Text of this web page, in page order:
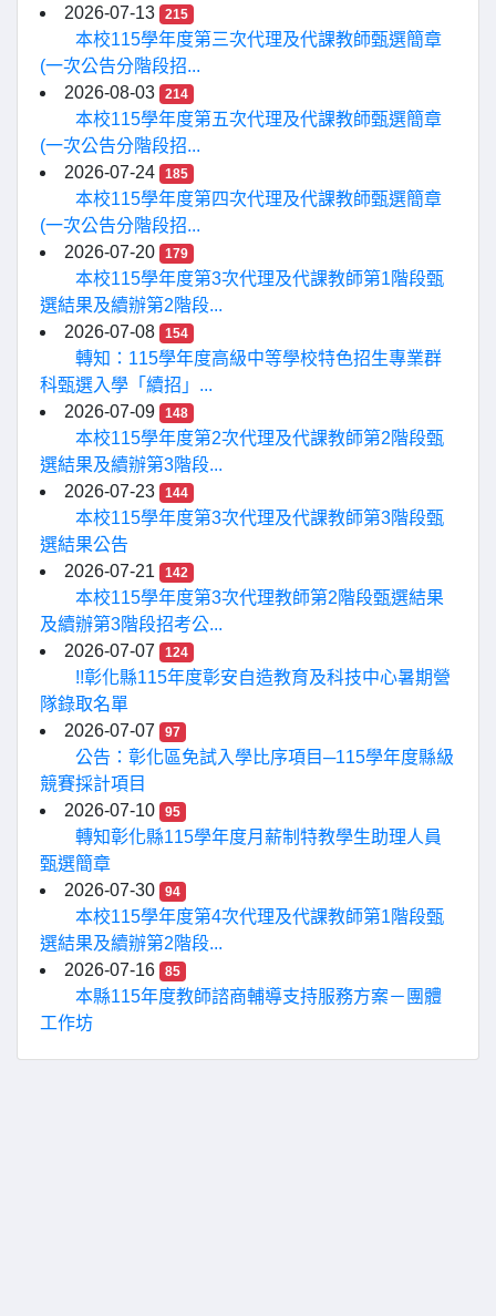
2026-07-13 215
本校115學年度第三次代理及代課教師甄選簡章
(一次公告分階段招...
2026-08-03
214
本校115學年度第五次代理及代課教師甄選簡章
(一次公告分階段招...
2026-07-24
185
本校115學年度第四次代理及代課教師甄選簡章
(一次公告分階段招...
2026-07-20
179
本校115學年度第3次代理及代課教師第1階段甄
選結果及續辦第2階段...
2026-07-08
154
轉知：115學年度高級中等學校特色招生專業群
科甄選入學「續招」...
2026-07-09
148
本校115學年度第2次代理及代課教師第2階段甄
選結果及續辦第3階段...
2026-07-23
144
本校115學年度第3次代理及代課教師第3階段甄
選結果公告
2026-07-21
142
本校115學年度第3次代理教師第2階段甄選結果
及續辦第3階段招考公...
2026-07-07
124
!!彰化縣115年度彰安自造教育及科技中心暑期營
隊錄取名單
2026-07-07
97
公告：彰化區免試入學比序項目─115學年度縣級
競賽採計項目
2026-07-10
95
轉知彰化縣115學年度月薪制特教學生助理人員
甄選簡章
2026-07-30
94
本校115學年度第4次代理及代課教師第1階段甄
選結果及續辦第2階段...
2026-07-16
85
本縣115年度教師諮商輔導支持服務方案－團體
工作坊